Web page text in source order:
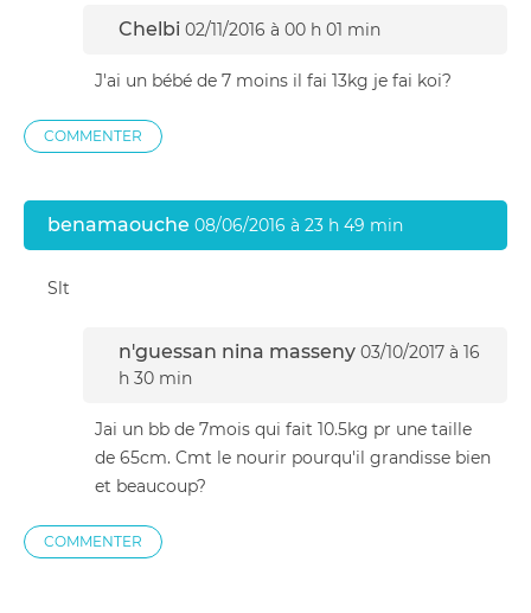
Chelbi 02/11/2016 à 00 h 01 min
J'ai un bébé de 7 moins il fai 13kg je fai koi?
COMMENTER
benamaouche 08/06/2016 à 23 h 49 min
Slt
n'guessan nina masseny 03/10/2017 à 16
h 30 min
Jai un bb de 7mois qui fait 10.5kg pr une taille
de 65cm. Cmt le nourir pourqu'il grandisse bien
et beaucoup?
COMMENTER